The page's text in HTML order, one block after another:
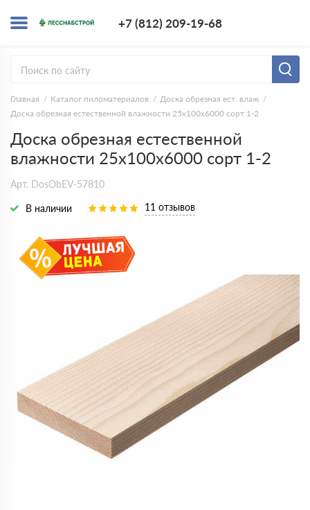
+7 (812) 209-19-68
Главная Каталог пиломатериалов
Доска обрезная ест. влаж
Доска обрезная естественной влажности 25х100х6000 сорт 1-2
Доска обрезная естественной
влажности 25х100х6000 сорт 1-2
Арт. DosObEV-57810
В наличии 11 отзывов